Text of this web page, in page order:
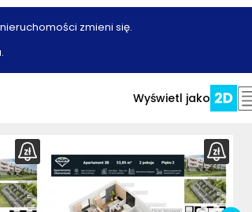
zmieni się.
Wyświetl jako